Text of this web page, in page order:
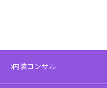
内装コンサル